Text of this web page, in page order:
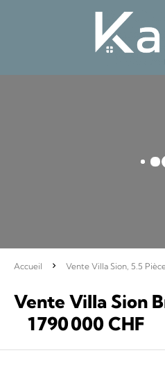
Accueil Vente Villa Sion, 5.5
Vente Villa Sion
1 790 000 CHF